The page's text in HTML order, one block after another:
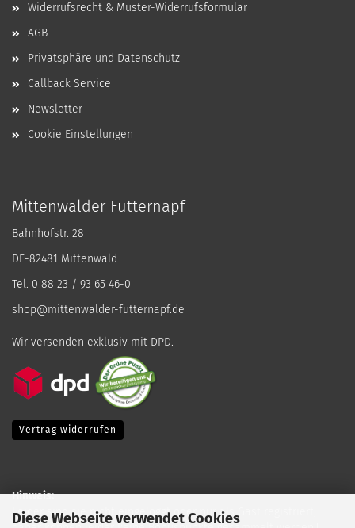
Diese Webseite verwendet Cookies
Widerrufsrecht & Muster-Widerrufsformular
AGB
Privatsphäre und Datenschutz
Callback Service
Newsletter
Cookie Einstellungen
Mittenwalder Futternapf
Bahnhofstr. 28
DE-82481 Mittenwald
Tel. 0 88 23 / 93 65 46-0
shop@mittenwalder-futternapf.de
Wir versenden exklusiv mit DPD.
Vertrag widerrufen
Hinweis:
Leider sind sie nicht eingeloggt oder nur als Gast registriert,